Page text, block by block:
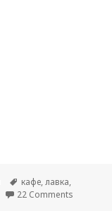
Tags
кафе,лавка,
22 Comments